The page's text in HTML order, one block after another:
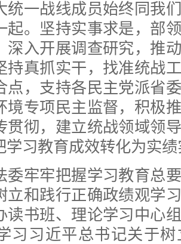
统一战线成员始终同我
起。坚持实事求是，部
深入开展调查研究，推
持真抓实干，找准统战
点，支持各民主党派省
境专项民主监督，积极
贯彻，建立统战领域领
学习教育成效转化为实
牢牢把握学习教育总要
立和践行正确政绩观学
读书班、理论学习中心
习习近平总书记关于